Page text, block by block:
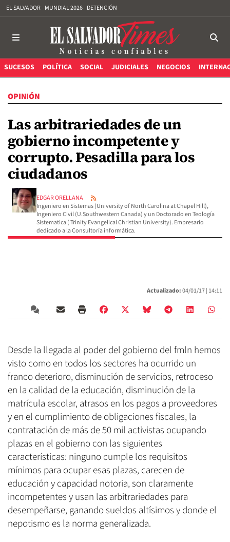
EL SALVADOR MUNDIAL 2026 DETENCIÓN
SUCESOS POLÍTICA SOCIAL JUDICIALES NEGOCIOS
OPINIÓN
Las arbitrariedades de un
gobierno incompetente y
corrupto. Pesadilla para los
ciudadanos
EDGAR ORELLANA
Ingeniero en Sistemas (University of North Carolina at Chapel Hill),
Ingeniero Civil (U.Southwestern Canada) y un Doctorado en Teología
Sistematica ( Trinity Evangelical Christian University). Empresario
dedicado a la Consultoría informática.
Actualizado:04/01/17 | 14:11
Desde la llegada al poder del gobierno del fmln hemos
visto como en todos los sectores ha ocurrido un
franco deterioro, disminución de servicios, retroceso
en la calidad de la educación, disminución de la
matrícula escolar, atrasos en los pagos a proveedores
y en el cumplimiento de obligaciones fiscales, la
contratación de más de 50 mil activistas ocupando
plazas en el gobierno con las siguientes
características: ninguno cumple los requisitos
mínimos para ocupar esas plazas, carecen de
educación y capacidad notoria, son claramente
incompetentes y usan las arbitrariedades para
desempeñarse, ganando sueldos altísimos y donde el
nepotismo es la norma generalizada.